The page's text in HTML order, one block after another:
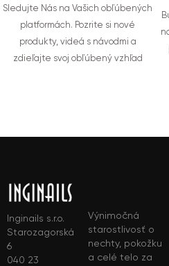
Sledujte Nás na Vašich obľúbených
platformách. Pozrite si nové
produkty, videá s návodmi a
zdieľajte svoj obľúbený vzhľad
Inginails s.r.o.
Starozagorská
6
040 23
Výnimočná
starostlivosť o
nechty, pokožku
a celé telo za